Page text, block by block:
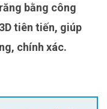
bằng công
tiên tiến, giúp
chính xác.